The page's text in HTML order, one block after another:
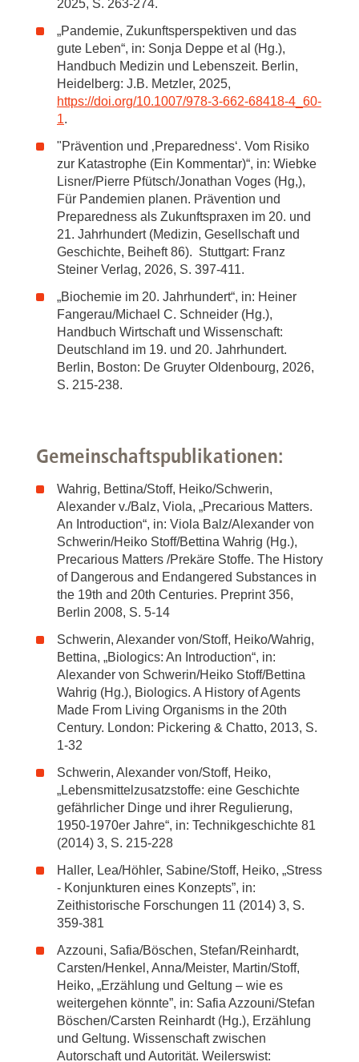
2025, S. 263-274.
„Pandemie, Zukunftsperspektiven und das
gute Leben“, in: Sonja Deppe et al (Hg.),
Handbuch Medizin und Lebenszeit. Berlin,
Heidelberg: J.B. Metzler, 2025,
https://doi.org/10.1007/978-3-662-68418-4_60-
1.
"Prävention und ‚Preparedness‘. Vom Risiko
zur Katastrophe (Ein Kommentar)“, in: Wiebke
Lisner/Pierre Pfütsch/Jonathan Voges (Hg,),
Für Pandemien planen. Prävention und
Preparedness als Zukunftspraxen im 20. und
21. Jahrhundert (Medizin, Gesellschaft und
Geschichte, Beiheft 86). Stuttgart: Franz
Steiner Verlag, 2026, S. 397-411.
„Biochemie im 20. Jahrhundert“, in: Heiner
Fangerau/Michael C. Schneider (Hg.),
Handbuch Wirtschaft und Wissenschaft:
Deutschland im 19. und 20. Jahrhundert.
Berlin, Boston: De Gruyter Oldenbourg, 2026,
S. 215-238.
Gemeinschaftspublikationen:
Wahrig, Bettina/Stoff, Heiko/Schwerin,
Alexander v./Balz, Viola, „Precarious Matters.
An Introduction“, in: Viola Balz/Alexander von
Schwerin/Heiko Stoff/Bettina Wahrig (Hg.),
Precarious Matters /Prekäre Stoffe. The History
of Dangerous and Endangered Substances in
the 19th and 20th Centuries. Preprint 356,
Berlin 2008, S. 5-14
Schwerin, Alexander von/Stoff, Heiko/Wahrig,
Bettina, „Biologics: An Introduction“, in:
Alexander von Schwerin/Heiko Stoff/Bettina
Wahrig (Hg.), Biologics. A History of Agents
Made From Living Organisms in the 20th
Century. London: Pickering & Chatto, 2013, S.
1-32
Schwerin, Alexander von/Stoff, Heiko,
„Lebensmittelzusatzstoffe: eine Geschichte
gefährlicher Dinge und ihrer Regulierung,
1950-1970er Jahre“, in: Technikgeschichte 81
(2014) 3, S. 215-228
Haller, Lea/Höhler, Sabine/Stoff, Heiko, „Stress
- Konjunkturen eines Konzepts”, in:
Zeithistorische Forschungen 11 (2014) 3, S.
359-381
Azzouni, Safia/Böschen, Stefan/Reinhardt,
Carsten/Henkel, Anna/Meister, Martin/Stoff,
Heiko, „Erzählung und Geltung – wie es
weitergehen könnte”, in: Safia Azzouni/Stefan
Böschen/Carsten Reinhardt (Hg.), Erzählung
und Geltung. Wissenschaft zwischen
Autorschaft und Autorität. Weilerswist: